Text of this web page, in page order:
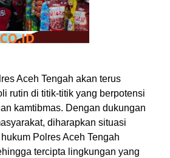
Aceh Tengah akan terus
rutin di titik-titik yang berpotensi
kamtibmas. Dengan dukungan
diharapkan situasi
Polres Aceh Tengah
tercipta lingkungan yang